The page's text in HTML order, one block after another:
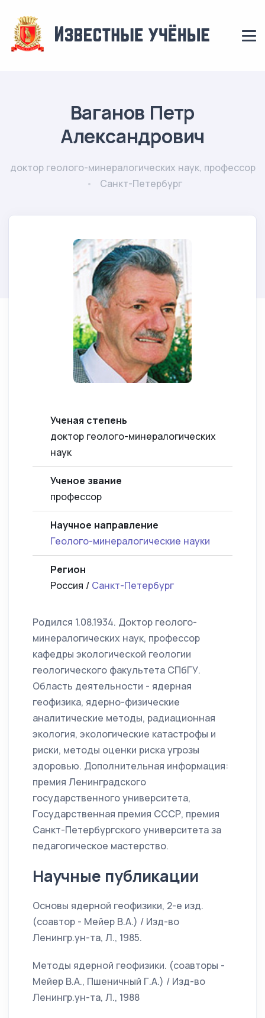
Ваганов Петр
Александрович
доктор геолого-минералогических наук, профессор
Санкт-Петербург
Ученая степень
доктор геолого-минералогических
наук
Ученое звание
профессор
Научное направление
Геолого-минералогические науки
Регион
Россия / Санкт-Петербург
Родился 1.08.1934. Доктор геолого-
минералогических наук, профессор
кафедры экологической геологии
геологического факультета СПбГУ.
Область деятельности - ядерная
геофизика, ядерно-физические
аналитические методы, радиационная
экология, экологические катастрофы и
риски, методы оценки риска угрозы
здоровью. Дополнительная информация:
премия Ленинградского
государственного университета,
Государственная премия СССР, премия
Санкт-Петербургского университета за
педагогическое мастерство.
Научные публикации
Основы ядерной геофизики, 2-е изд.
(соавтор - Мейер В.А.) / Изд-во
Ленингр.ун-та, Л., 1985.
Методы ядерной геофизики. (соавторы -
Мейер В.А., Пшеничный Г.А.) / Изд-во
Ленингр.ун-та, Л., 1988